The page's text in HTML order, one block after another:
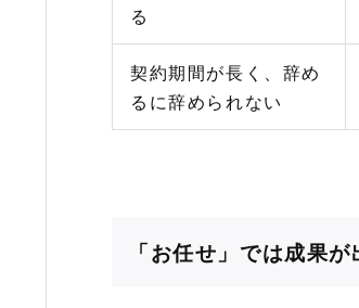
る
契約期間が長く、辞め
るに辞められない
「お任せ」では成果